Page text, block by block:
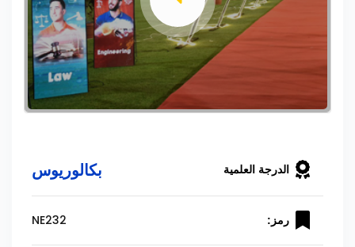
الدرجة العلمية بكالوريوس
رمز: NE232